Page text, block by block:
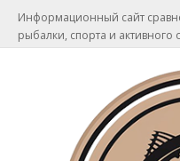
Информационный сайт
рыбалки, спорта и активного